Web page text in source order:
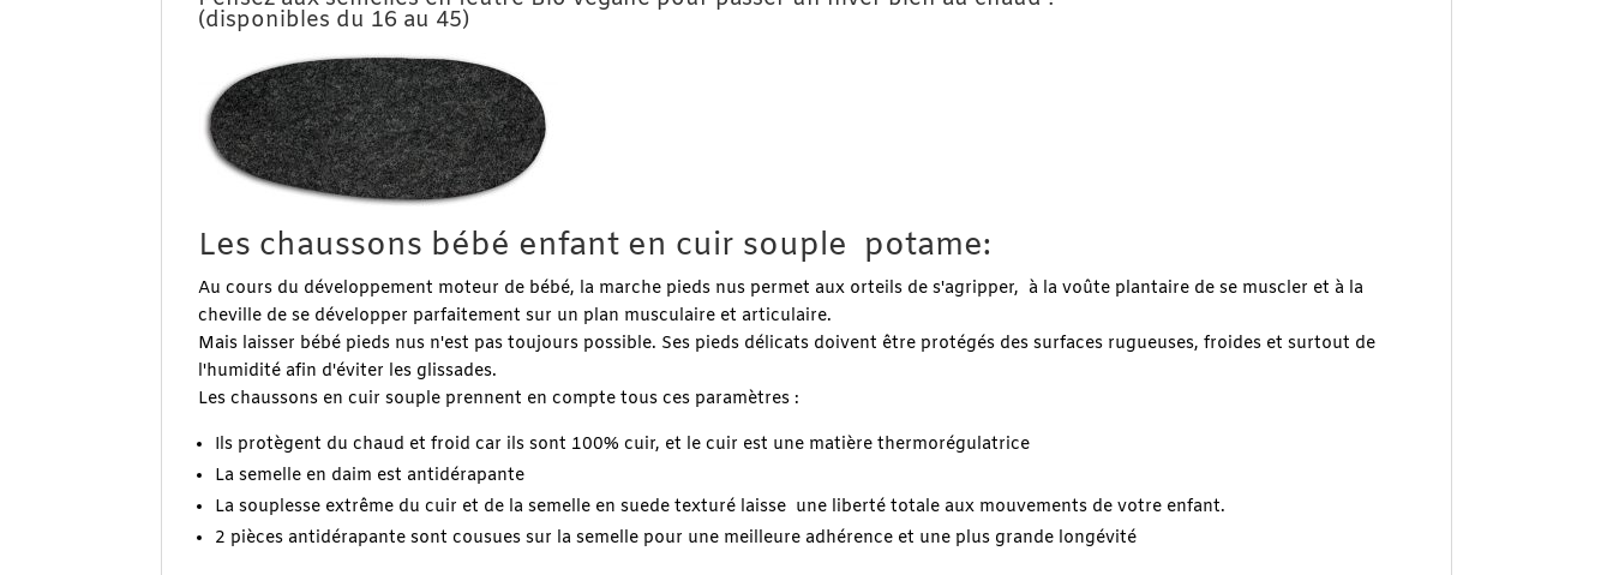
(disponibles du 16 au 45)
Les chaussons bébé enfant en cuir souple potame:
Au cours du développement moteur de bébé, la marche pieds nus permet aux orteils de s'agripper, à la voûte plantaire de se muscler et à la
cheville de se développer parfaitement sur un plan musculaire et articulaire.
Mais laisser bébé pieds nus n'est pas toujours possible. Ses pieds délicats doivent être protégés des surfaces rugueuses, froides et surtout de
l'humidité afin d'éviter les glissades.
Les chaussons en cuir souple prennent en compte tous ces paramètres :
Ils protègent du chaud et froid car ils sont 100% cuir, et le cuir est une matière thermorégulatrice
La semelle en daim est antidérapante
La souplesse extrême du cuir et de la semelle en suede texturé laisse une liberté totale aux mouvements de votre enfant.
2 pièces antidérapante sont cousues sur la semelle pour une meilleure adhérence et une plus grande longévité